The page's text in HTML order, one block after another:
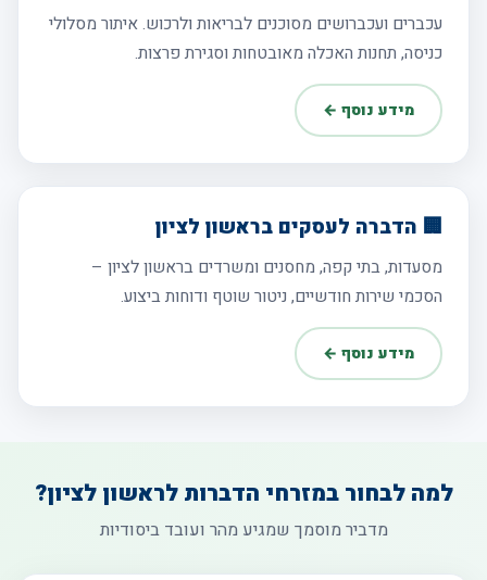
עכברים ועכברושים מסוכנים לבריאות ולרכוש. איתור מסלולי
כניסה, תחנות האכלה מאובטחות וסגירת פרצות.
מידע נוסף ←
🏢 הדברה לעסקים בראשון לציון
מסעדות, בתי קפה, מחסנים ומשרדים בראשון לציון –
הסכמי שירות חודשיים, ניטור שוטף ודוחות ביצוע.
מידע נוסף ←
למה לבחור במזרחי הדברות לראשון לציון?
מדביר מוסמך שמגיע מהר ועובד ביסודיות